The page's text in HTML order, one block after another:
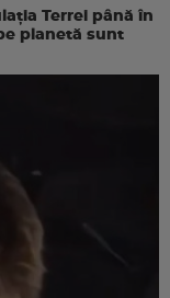
Terrei până în
planetă sunt